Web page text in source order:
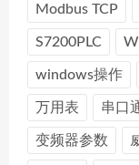
Modbus TCP
S7200PLC
windows操作
万用表 串口
变频器参数